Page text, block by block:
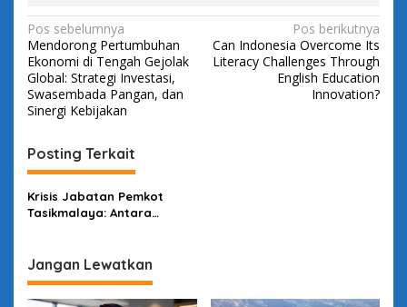
N
a
v
i
a
s
i
o
s
Pos sebelumnya
Mendorong Pertumbuhan
Ekonomi di Tengah Gejolak
Global: Strategi Investasi,
Swasembada Pangan, dan
Sinergi Kebijakan
Pos berikutnya
Can Indonesia Overcome Its
Literacy Challenges Through
English Education
Innovation?
Posting Terkait
Krisis Jabatan Pemkot
Tasikmalaya: Antara
Jangan Lewatkan